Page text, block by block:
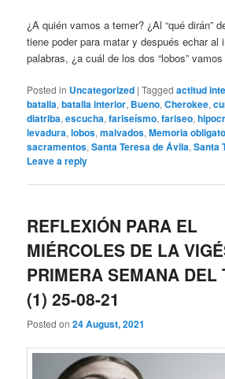
¿A quién vamos a temer? ¿Al “qué dirán”
tiene poder para matar y después echar al
palabras, ¿a cuál de los dos “lobos”
Posted in Uncategorized |Tagged actitud
batalla,batalla interior, Bueno,Cherokee,
diatriba,escucha,fariseísmo,fariseo,
levadura,lobos,malvados,Memoria
sacramentos,Santa Teresa de Ávila,Santa
Leave a reply
REFLEXIÓN PARA EL
MIÉRCOLES DE LA
PRIMERA SEMANA DEL
(1) 25-08-21
Posted on24 August, 2021